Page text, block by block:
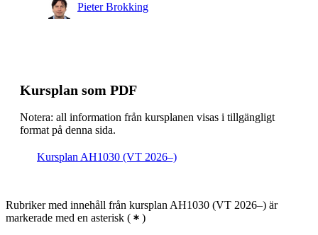
Pieter Brokking
Kursplan som PDF
Notera: all information från kursplanen visas i tillgängligt
format på denna sida.
Kursplan AH1030 (VT 2026–)
Rubriker med innehåll från kursplan AH1030 (VT 2026–) är
markerade med en asterisk ( )